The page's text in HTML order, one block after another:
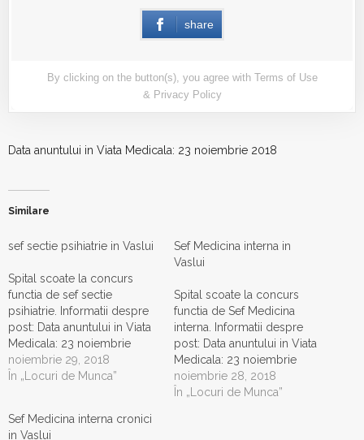
share
By clicking on the button(s), you agree with Terms of Use
& Privacy Policy
Data anuntului in Viata Medicala: 23 noiembrie 2018
Similare
sef sectie psihiatrie in Vaslui
Spital scoate la concurs
functia de sef sectie
psihiatrie. Informatii despre
post: Data anuntului in Viata
Medicala: 23 noiembrie
2018
noiembrie 29, 2018
În „Locuri de Munca”
Sef Medicina interna in
Vaslui
Spital scoate la concurs
functia de Sef Medicina
interna. Informatii despre
post: Data anuntului in Viata
Medicala: 23 noiembrie
2018
noiembrie 28, 2018
În „Locuri de Munca”
Sef Medicina interna cronici
in Vaslui